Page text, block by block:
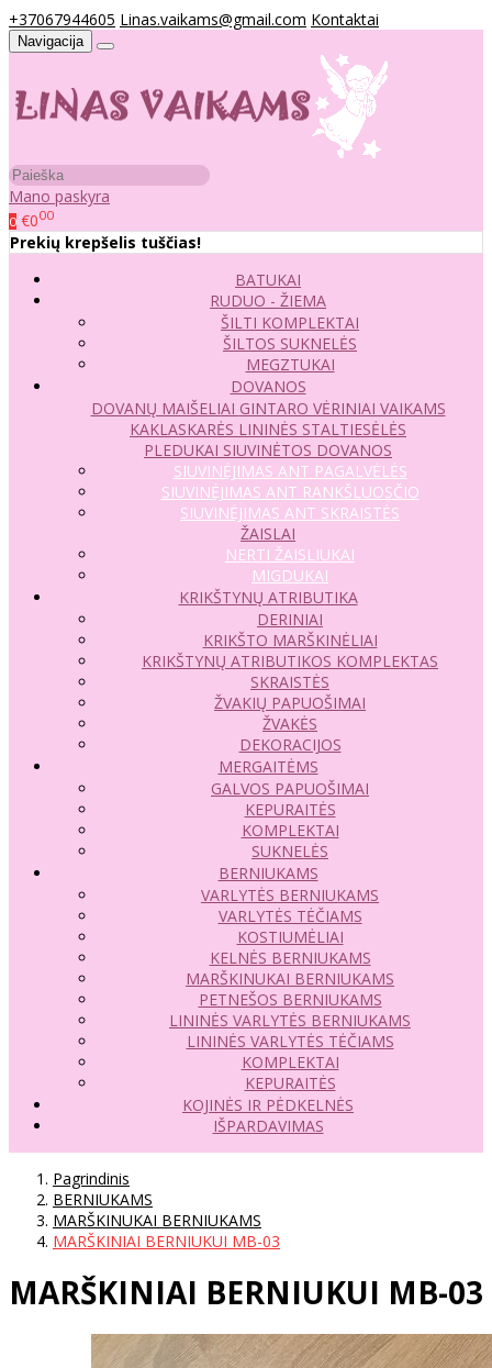
+37067944605 Linas.vaikams@gmail.com Kontaktai
Navigacija
Mano paskyra
0 €000
Prekių krepšelis tuščias!
BATUKAI
RUDUO - ŽIEMA
ŠILTI KOMPLEKTAI
ŠILTOS SUKNELĖS
MEGZTUKAI
DOVANOS
DOVANŲ MAIŠELIAI GINTARO VĖRINIAI VAIKAMS
KAKLASKARĖS LININĖS STALTIESĖLĖS
PLEDUKAI SIUVINĖTOS DOVANOS
SIUVINĖJIMAS ANT PAGALVĖLĖS
SIUVINĖJIMAS ANT RANKŠLUOSČIO
SIUVINĖJIMAS ANT SKRAISTĖS
ŽAISLAI
NERTI ŽAISLIUKAI
MIGDUKAI
KRIKŠTYNŲ ATRIBUTIKA
DERINIAI
KRIKŠTO MARŠKINĖLIAI
KRIKŠTYNŲ ATRIBUTIKOS KOMPLEKTAS
SKRAISTĖS
ŽVAKIŲ PAPUOŠIMAI
ŽVAKĖS
DEKORACIJOS
MERGAITĖMS
GALVOS PAPUOŠIMAI
KEPURAITĖS
KOMPLEKTAI
SUKNELĖS
BERNIUKAMS
VARLYTĖS BERNIUKAMS
VARLYTĖS TĖČIAMS
KOSTIUMĖLIAI
KELNĖS BERNIUKAMS
MARŠKINUKAI BERNIUKAMS
PETNEŠOS BERNIUKAMS
LININĖS VARLYTĖS BERNIUKAMS
LININĖS VARLYTĖS TĖČIAMS
KOMPLEKTAI
KEPURAITĖS
KOJINĖS IR PĖDKELNĖS
IŠPARDAVIMAS
Pagrindinis
BERNIUKAMS
MARŠKINUKAI BERNIUKAMS
MARŠKINIAI BERNIUKUI MB-03
MARŠKINIAI BERNIUKUI MB-03